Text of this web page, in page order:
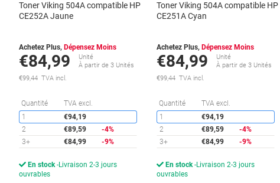
Toner Viking 504A compatible HP
CE252A Jaune
Achetez Plus, Dépensez Moins
€84,99
Unité
À partir de 3 Unités
€99,44 TVA incl.
Quantité TVA excl.
Économies
1
€94,19
2
€89,59
-4%
3+
€84,99 -9%
En stock Livraison 2-3 jours
ouvrables
Toner Viking 504A compatible HP
CE251A Cyan
Achetez Plus, Dépensez Moins
€84,99
Unité
À partir de 3 Unités
€99,44 TVA incl.
Quantité TVA excl.
1
€94,19
2
€89,59
-4%
3+
€84,99 -9%
En stock Livraison 2-3 jours
ouvrables